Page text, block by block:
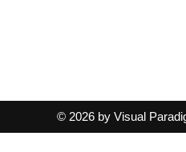
© 2026 by Visual